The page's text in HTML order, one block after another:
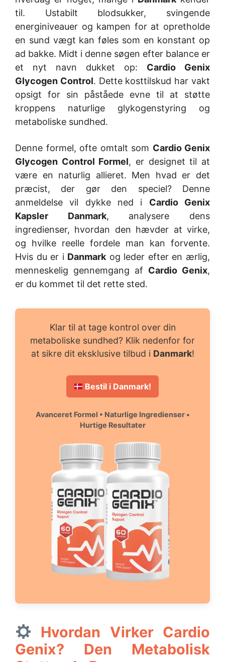
til. Ustabilt blodsukker, svingende
energiniveauer og kampen for at opretholde
en sund vægt kan føles som en konstant op
ad bakke. Midt i denne søgen efter balance er
et nyt navn dukket op: Cardio Genix
Glycogen Control. Dette kosttilskud har vakt
opsigt for sin påståede evne til at støtte
kroppens naturlige glykogenstyring og
metaboliske sundhed.
Denne formel, ofte omtalt som Cardio Genix
Glycogen Control Formel, er designet til at
være en naturlig allieret. Men hvad er det
præcist, der gør den speciel? Denne
anmeldelse vil dykke ned i Cardio Genix
Kapsler Danmark, analysere dens
ingredienser, hvordan den hævder at virke,
og hvilke reelle fordele man kan forvente.
Hvis du er i Danmark og leder efter en ærlig,
menneskelig gennemgang af Cardio Genix,
er du kommet til det rette sted.
Klar til at tage kontrol over din
metaboliske sundhed? Klik nedenfor for
at sikre dit eksklusive tilbud i Danmark!
Bestil i Danmark!
Avanceret Formel • Naturlige Ingredienser •
Hurtige Resultater
Hvordan Virker Cardio
Genix? Den Metabolisk